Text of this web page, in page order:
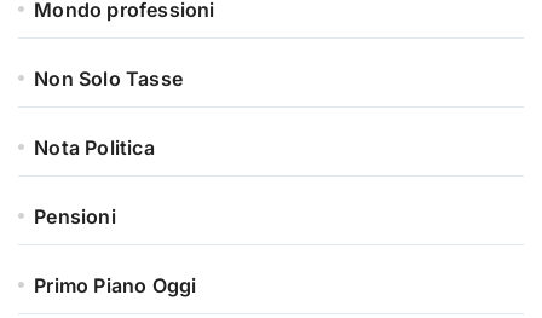
Mondo professioni
Non Solo Tasse
Nota Politica
Pensioni
Primo Piano Oggi